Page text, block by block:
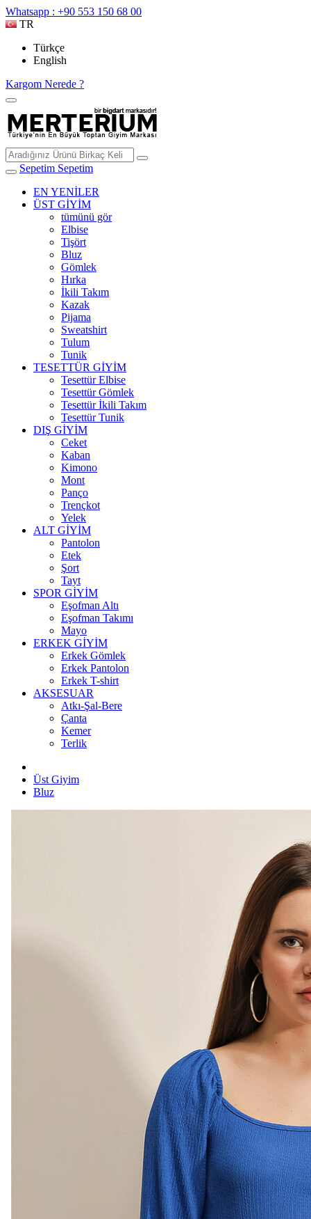
Whatsapp : +90 553 150 68 00
TR
Türkçe
English
Kargom Nerede ?
Sepetim Sepetim
EN YENİLER
ÜST GİYİM
tümünü gör
Elbise
Tişört
Bluz
Gömlek
Hırka
İkili Takım
Kazak
Pijama
Sweatshirt
Tulum
Tunik
TESETTÜR GİYİM
Tesettür Elbise
Tesettür Gömlek
Tesettür İkili Takım
Tesettür Tunik
DIŞ GİYİM
Ceket
Kaban
Kimono
Mont
Panço
Trençkot
Yelek
ALT GİYİM
Pantolon
Etek
Şort
Tayt
SPOR GİYİM
Eşofman Altı
Eşofman Takımı
Mayo
ERKEK GİYİM
Erkek Gömlek
Erkek Pantolon
Erkek T-shirt
AKSESUAR
Atkı-Şal-Bere
Çanta
Kemer
Terlik
Üst Giyim
Bluz